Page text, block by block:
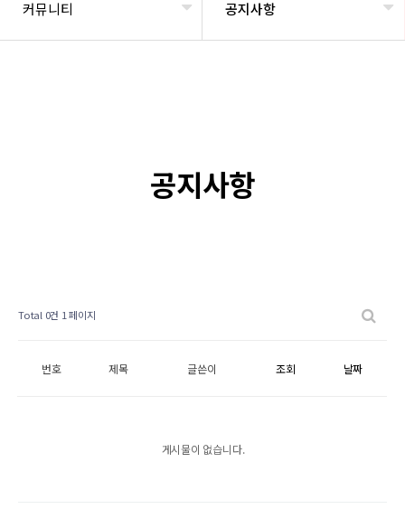
커뮤니티 공지사항
공지사항
Total 0건 1 페이지
번호 제목 글쓴이 조회 날짜
게시물이 없습니다.